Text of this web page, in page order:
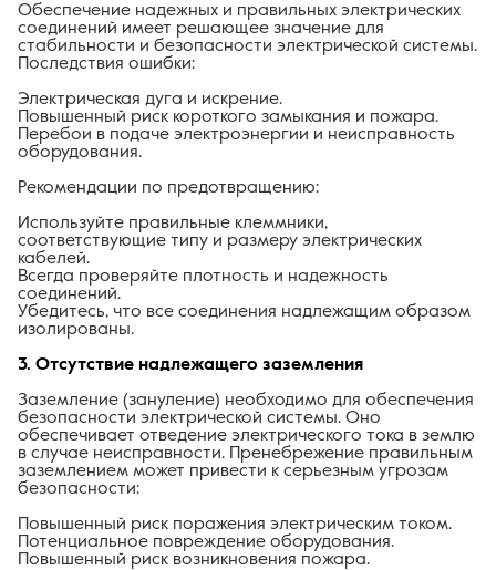
Обеспечение надежных и правильных электрических
соединений имеет решающее значение для
стабильности и безопасности электрической системы.
Последствия ошибки:
Электрическая дуга и искрение.
Повышенный риск короткого замыкания и пожара.
Перебои в подаче электроэнергии и неисправность
оборудования.
Рекомендации по предотвращению:
Используйте правильные клеммники,
соответствующие типу и размеру электрических
кабелей.
Всегда проверяйте плотность и надежность
соединений.
Убедитесь, что все соединения надлежащим образом
изолированы.
3. Отсутствие надлежащего заземления
Заземление (зануление) необходимо для обеспечения
безопасности электрической системы. Оно
обеспечивает отведение электрического тока в землю
в случае неисправности. Пренебрежение правильным
заземлением может привести к серьезным угрозам
безопасности:
Повышенный риск поражения электрическим током.
Потенциальное повреждение оборудования.
Повышенный риск возникновения пожара.